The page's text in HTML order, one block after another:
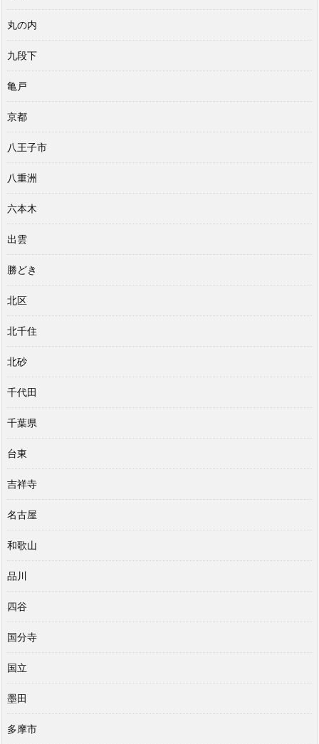
丸の内
九段下
亀戸
京都
八王子市
八重洲
六本木
出雲
勝どき
北区
北千住
北砂
千代田
千葉県
台東
吉祥寺
名古屋
和歌山
品川
四谷
国分寺
国立
墨田
多摩市